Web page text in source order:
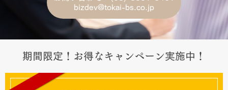
bizdev@tokai-bs.co.jp
期間限定！お得なキャンペーン実施中！